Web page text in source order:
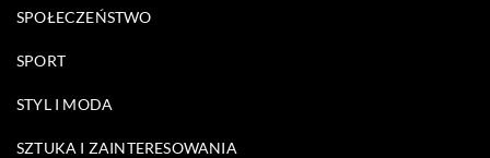
SPOŁECZEŃSTWO
SPORT
STYL I MODA
SZTUKA I ZAINTERESOWANIA